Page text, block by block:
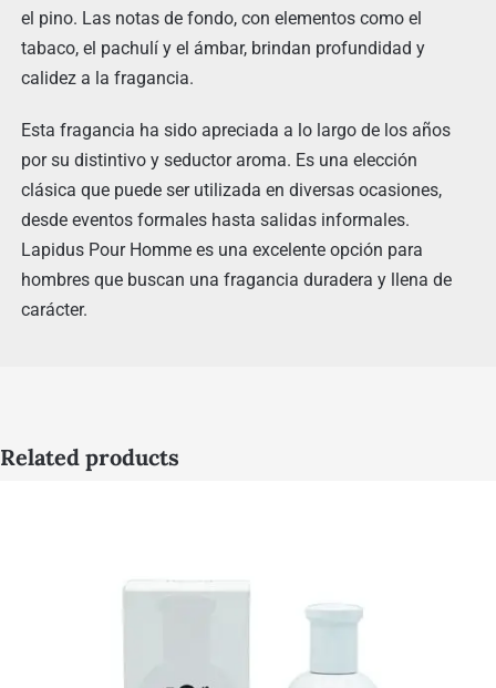
el pino. Las notas de fondo, con elementos como el
tabaco, el pachulí y el ámbar, brindan profundidad y
calidez a la fragancia.
Esta fragancia ha sido apreciada a lo largo de los años
por su distintivo y seductor aroma. Es una elección
clásica que puede ser utilizada en diversas ocasiones,
desde eventos formales hasta salidas informales.
Lapidus Pour Homme es una excelente opción para
hombres que buscan una fragancia duradera y llena de
carácter.
Related products